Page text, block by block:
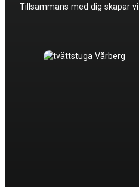
Tillsammans med dig skapar